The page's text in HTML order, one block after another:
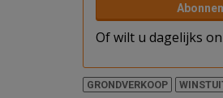
Of wilt u dagelijks
GRONDVERKOOP